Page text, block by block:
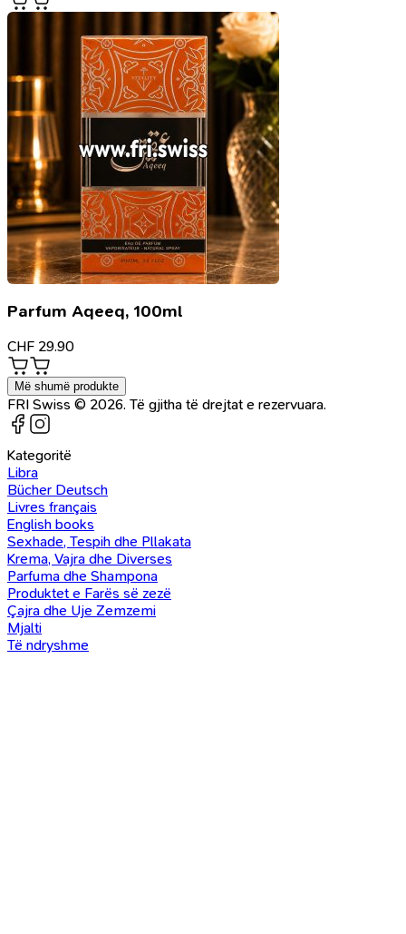
Parfum Aqeeq, 100ml
CHF 29.90
Më shumë produkte
FRI Swiss © 2026. Të gjitha të drejtat e rezervuara.
Kategoritë
Libra
Bücher Deutsch
Livres français
English books
Sexhade, Tespih dhe Pllakata
Krema, Vajra dhe Diverses
Parfuma dhe Shampona
Produktet e Farës së zezë
Çajra dhe Uje Zemzemi
Mjalti
Të ndryshme